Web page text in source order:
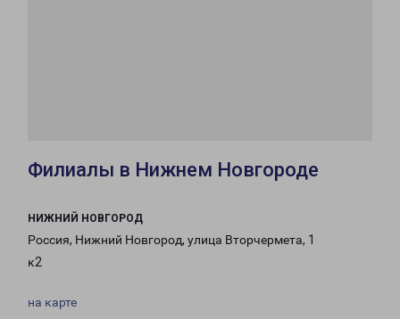
Филиалы в Нижнем Новгороде
НИЖНИЙ НОВГОРОД
Россия, Нижний Новгород, улица Вторчермета, 1
к2
на карте